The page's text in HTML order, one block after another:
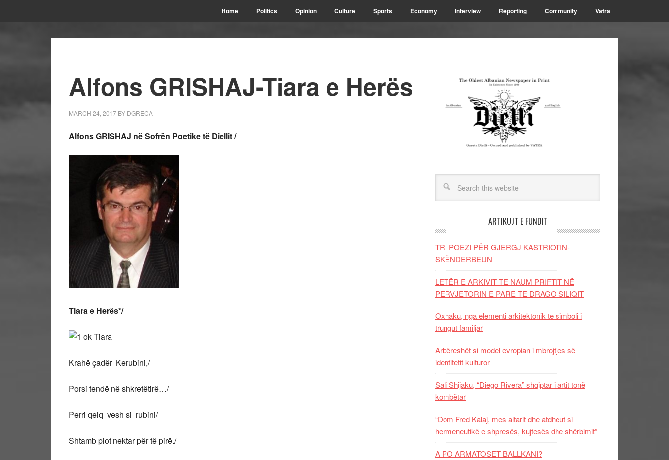
Home Politics Opinion Culture Sports Economy Interview Reporting Community Vatra
Alfons GRISHAJ-Tiara e Herës
MARCH 24, 2017 BY DGRECA
Alfons GRISHAJ në Sofrën Poetike të Diellit /
Tiara e Herës*/
Krahë çadër Kerubini,/
Porsi tendë në shkretëtirë…/
Perri qelq vesh si rubini/
Shtamb plot nektar për të pirë./
ARTIKUJT E FUNDIT
TRI POEZI PËR GJERGJ KASTRIOTIN-
SKËNDERBEUN
LETËR E ARKIVIT TE NAUM PRIFTIT NË
PERVJETORIN E PARE TE DRAGO SILIQIT
Oxhaku, nga elementi arkitektonik te simboli i
trungut familjar
Arbëreshët si model evropian i mbrojtjes së
identitetit kulturor
Sali Shijaku, “Diego Rivera” shqiptar i artit tonë
kombëtar
“Dom Fred Kalaj, mes altarit dhe atdheut si
hermeneutikë e shpresës, kujtesës dhe shërbimit”
A PO ARMATOSET BALLKANI?